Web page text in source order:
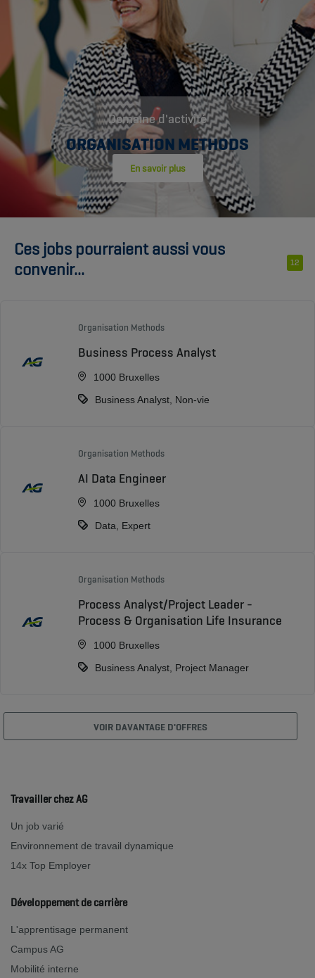
Domaine d'activité
ORGANISATION METHODS
En savoir plus
Ces jobs pourraient aussi vous
convenir...
12
Organisation Methods
Business Process Analyst
1000 Bruxelles
Business Analyst, Non-vie
Organisation Methods
AI Data Engineer
1000 Bruxelles
Data, Expert
Organisation Methods
Process Analyst/Project Leader -
Process & Organisation Life Insurance
1000 Bruxelles
Business Analyst, Project Manager
VOIR DAVANTAGE D'OFFRES
Travailler chez AG
Un job varié
Environnement de travail dynamique
14x Top Employer
Développement de carrière
L'apprentisage permanent
Campus AG
Mobilité interne